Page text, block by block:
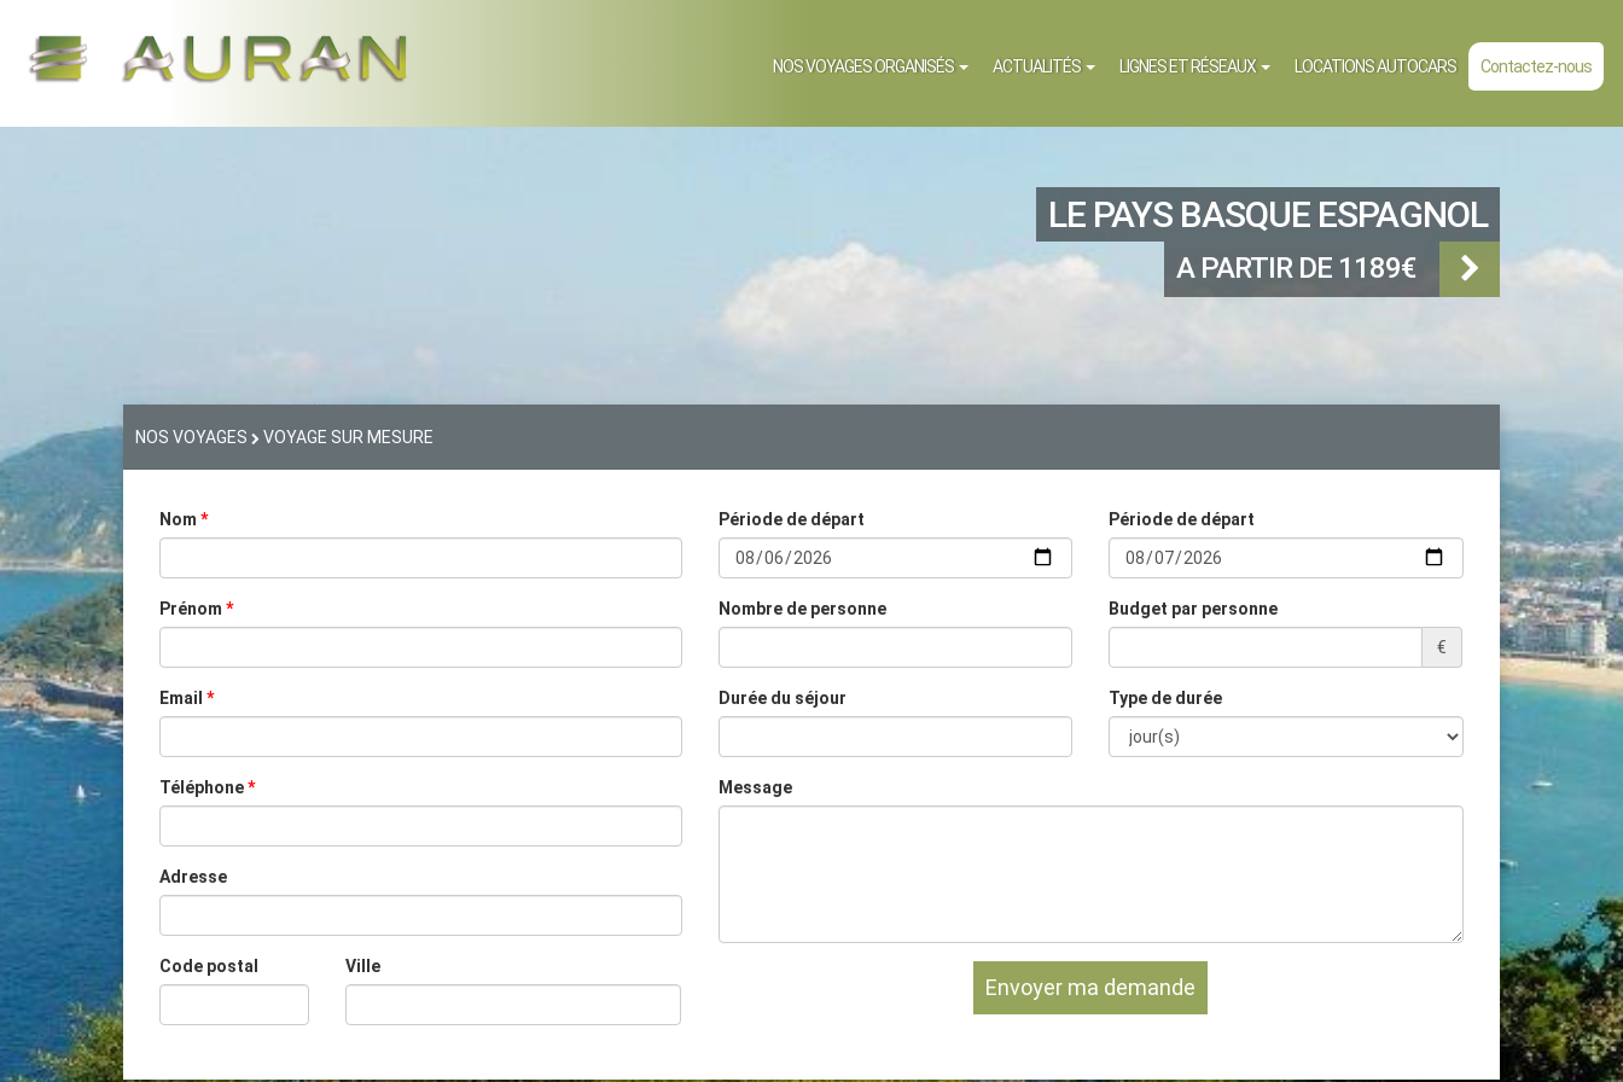
NOS VOYAGES ORGANISÉS ACTUALITÉS LIGNES ET RÉSEAUX LOCATIONS AUTOCARS Contactez-nous
LE PAYS BASQUE ESPAGNOL
A PARTIR DE 1189€
NOS VOYAGES VOYAGE SUR MESURE
Nom *
Prénom *
Email *
Téléphone*
Adresse
Code postal Ville
Période de départ Période de départ
Nombre de personne
Budget par personne
€
Durée du séjour Type de durée
Message
Envoyer ma demande